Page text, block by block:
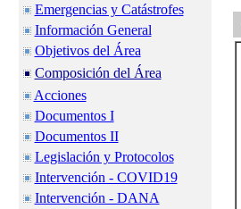
Emergencias y Catástrofes
Información General
Objetivos del Área
Composición del Área
Acciones
Documentos I
Documentos II
Legislación y Protocolos
Intervención - COVID19
Intervención - DANA